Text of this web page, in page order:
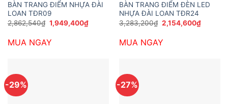
BÀN TRANG ĐIỂM NHỰA ĐÀI
LOAN TĐR09
2,862,540₫ Giá
gốc
2,862,540₫.
1,949,400₫Giá
hiện
MUA NGAY
BÀN TRANG ĐIỂM ĐÈN LED
NHỰA ĐÀI LOAN TĐR24
3,283,200₫ Giá
gốc
3,283,200₫.
2,154,600₫Giá
hiện
MUA NGAY
-29% -27%